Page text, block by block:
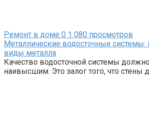
Ремонт в доме 0 1 080 просмотров
Металлические водосточные
виды металла
Качество водосточной системы
наивысшим. Это залог того, что стены